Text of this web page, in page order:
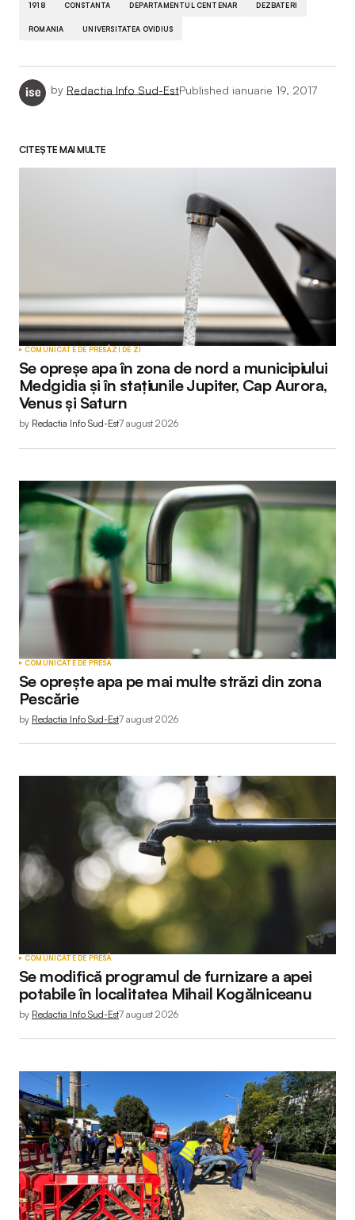
1918 CONSTANTA DEPARTAMENTUL CENTENAR DEZBATERI
ROMANIA UNIVERSITATEA OVIDIUS
by Redactia Info Sud-EstPublished ianuarie 19, 2017
CITEȘTE MAI MULTE
COMUNICATE DE PRESĂZI DE ZI
Se opreșe apa în zona de nord a municipiului
Medgidia și în stațiunile Jupiter, Cap Aurora,
Venus și Saturn
by Redactia Info Sud-Est7 august 2026
COMUNICATE DE PRESĂ
Se oprește apa pe mai multe străzi din zona
Pescărie
by Redactia Info Sud-Est7 august 2026
COMUNICATE DE PRESĂ
Se modifică programul de furnizare a apei
potabile în localitatea Mihail Kogălniceanu
by Redactia Info Sud-Est7 august 2026